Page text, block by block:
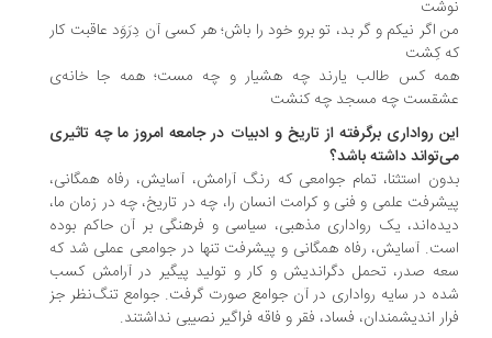
اگر نیكم و گر بد، تو برو خود را باش؛ هر كسی آن دِرَوَد عاقبت كار
كِشت‏
كس طالب یارند چه هشیار و چه مست؛ همه جا خانه‌ی
چه مسجد چه كنشت‏
رواداری برگرفته از تاریخ و ادبیات در جامعه امروز ما چه تاثیری
داشته باشد؟
استثنا، تمام جوامعی که رنگ آرامش، آسایش، رفاه همگانی،
علمی و فنی و کرامت انسان را، چه در تاریخ، چه در زمان ما،
یک رواداری مذهبی، سیاسی و فرهنگی بر آن حاکم بوده
آسایش، رفاه همگانی و پیشرفت تنها در جوامعی عملی شد که
صدر، تحمل دگراندیش و کار و تولید پیگیر در آرامش کسب
در سایه‌ رواداری در آن جوامع صورت گرفت. جوامع تنگ‌نظر جز
اندیشمندان، فساد، فقر و فاقه فراگیر نصیبی نداشتند.